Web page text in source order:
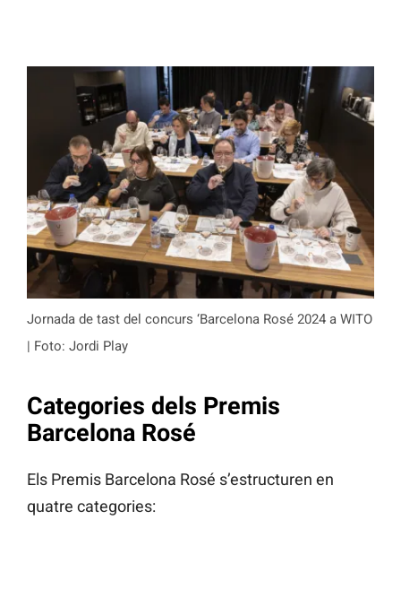
Jornada de tast del concurs ‘Barcelona Rosé 2024 a WITO
| Foto: Jordi Play
Categories dels Premis
Barcelona Rosé
Els Premis Barcelona Rosé s’estructuren en
quatre categories: